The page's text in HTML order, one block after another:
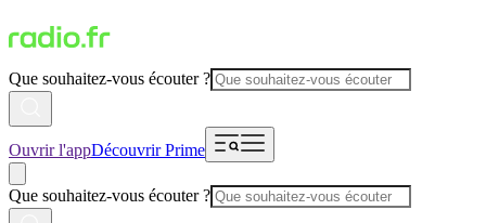
Que souhaitez-vous écouter ?
Ouvrir l'appDécouvrir Prime
Que souhaitez-vous écouter ?